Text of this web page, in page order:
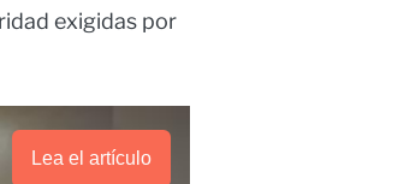
exigidas por
Lea el artículo